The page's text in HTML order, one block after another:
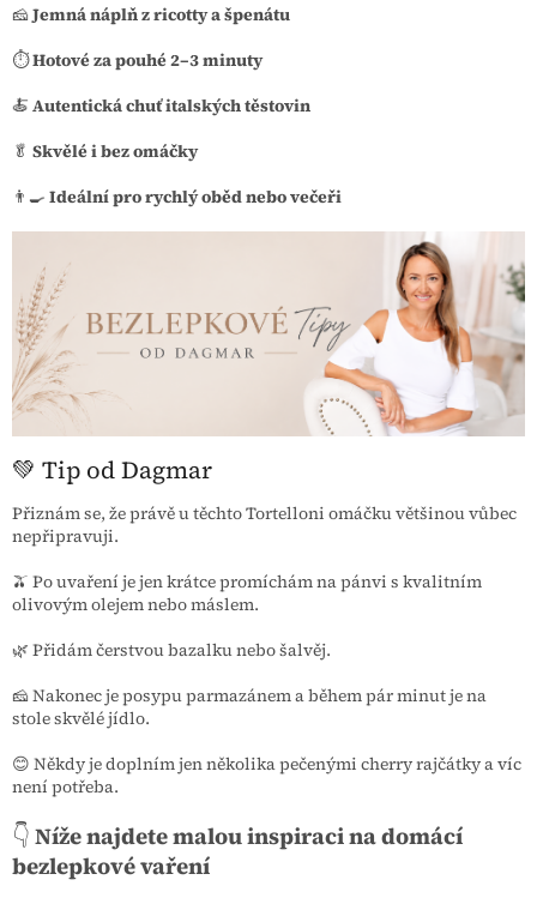
🧀 Jemná náplň z ricotty a špenátu
⏱️Hotové za pouhé 2–3 minuty
🍝 Autentická chuť italských těstovin
🥬 Skvělé i bez omáčky
👨‍🍳 Ideální pro rychlý oběd nebo večeři
💚 Tip od Dagmar
Přiznám se, že právě u těchto Tortelloni omáčku většinou vůbec
nepřipravuji.
🫒 Po uvaření je jen krátce promíchám na pánvi s kvalitním
olivovým olejem nebo máslem.
🌿 Přidám čerstvou bazalku nebo šalvěj.
🧀 Nakonec je posypu parmazánem a během pár minut je na
stole skvělé jídlo.
😊 Někdy je doplním jen několika pečenými cherry rajčátky a víc
není potřeba.
👇 Níže najdete malou inspiraci na domácí
bezlepkové vaření